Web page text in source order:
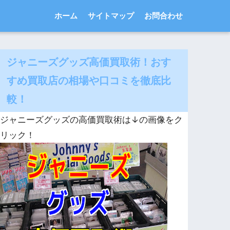
ホーム サイトマップ お問合わせ
ジャニーズグッズ高価買取術！おす
すめ買取店の相場や口コミを徹底比
較！
ジャニーズグッズの高価買取術は↓の画像をク
リック！